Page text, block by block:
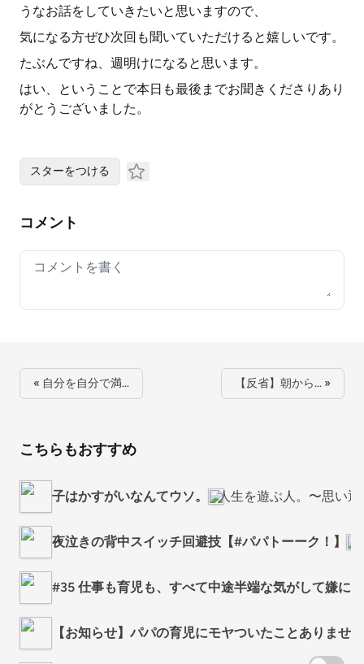
うなお話をしていきたいと思いますので、
気になる方ぜひ次回も聞いていただけると嬉しいです。
たぶんですね、週明けになると思います。
はい、ということで本日も最後までお聞きくださりあり
がとうございました。
スターをつける
コメント
Your comment
« 自分を自分で満… 【反省】朝から… »
こちらもおすすめ
子はかすがいなんてウソ。 人生を遊ぶ人。〜思い
夜泣きの背中スイッチ回避技【#パパトーーク！】
#35 仕事も育児も、すべて中途半端な気がして嫌に
【お知らせ】パパの育児にモヤついたことありませ